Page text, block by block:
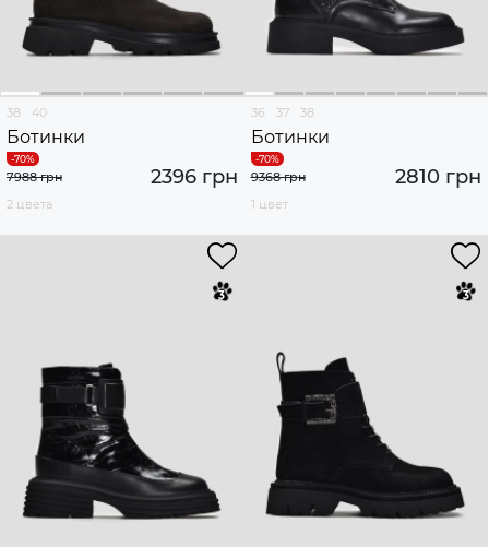
38 40
Ботинки
2396 грн
7988 грн
2 цвета
36 37 38
Ботинки
2810 грн
9368 грн
1 цвет